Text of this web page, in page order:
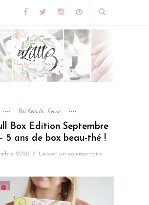
Box Beauté, Revue
Box Edition Septembre
5 ans de box beau-thé !
2020 / Laisser un commentaire